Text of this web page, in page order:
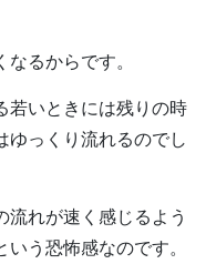
るからです。
若いときには残りの時
ゆっくり流れるのでし
れが速く感じるよう
う恐怖感なのです。